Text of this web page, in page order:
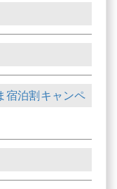
宿泊割キャンペ